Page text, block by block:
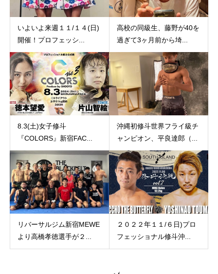
いよいよ来週１１/１４(日)
開催！プロフェッシ...
高校の同級生、藤野が40を
過ぎて3ヶ月前から埼...
8.3(土)女子修斗
『COLORS』新宿FAC...
沖縄初修斗世界フライ級チ
ャンピオン、平良達郎（...
リバーサルジム新宿MEWE
より高橋孝徳選手が２...
２０２２年１１/６日)プロ
フェッショナル修斗沖...